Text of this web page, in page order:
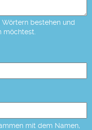
bestehen und
möchtest.
mit dem Namen,